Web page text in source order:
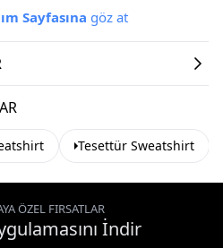
Sayfasına göz at
Tesettür Sweatshirt
ÖZEL FIRSATLAR
İndir